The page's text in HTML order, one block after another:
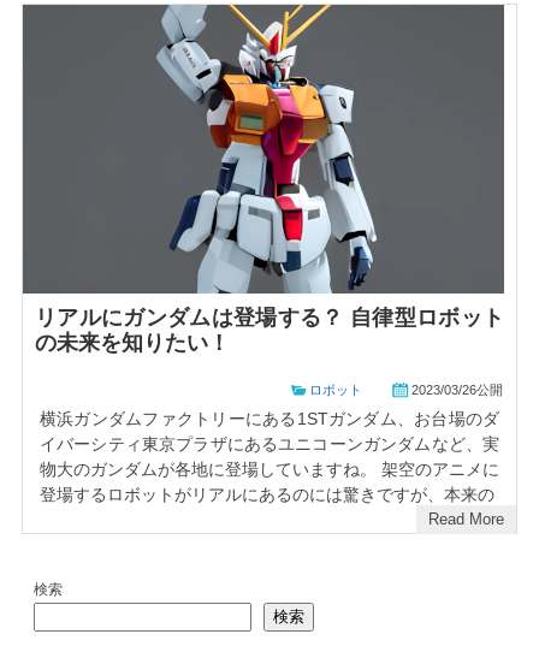
リアルにガンダムは登場する？ 自律型ロボット
の未来を知りたい！
ロボット 2023/03/26公開
横浜ガンダムファクトリーにある1STガンダム、お台場のダ
イバーシティ東京プラザにあるユニコーンガンダムなど、実
物大のガンダムが各地に登場していますね。 架空のアニメに
登場するロボットがリアルにあるのには驚きですが、本来の
Read More
検索
検索